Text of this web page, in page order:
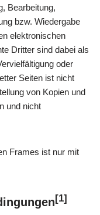
Bearbeitung,
bzw. Wiedergabe
elektronischen
Dritter sind dabei als
oder
Seiten ist nicht
von Kopien und
und nicht
Frames ist nur mit
[1]